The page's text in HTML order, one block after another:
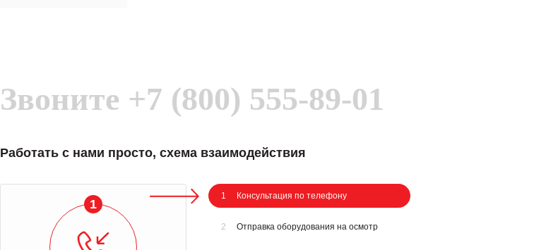
Звоните +7 (800) 555-89-01
Работать с нами просто, схема взаимодействия
1
1 Консультация по телефону
2 Отправка оборудования на осмотр